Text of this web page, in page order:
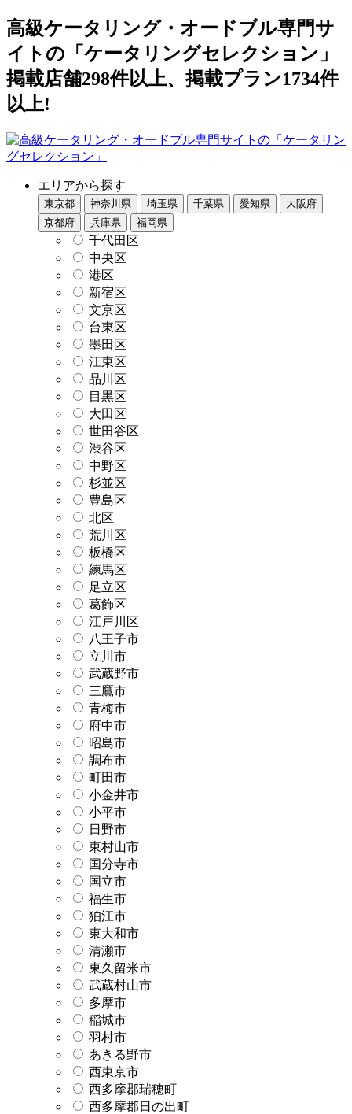
高級ケータリング・オードブル専門サ
イトの「ケータリングセレクション」
掲載店舗298件以上、掲載プラン1734件
以上!
エリアから探す
東京都 神奈川県 埼玉県 千葉県 愛知県
大阪府
京都府
兵庫県 福岡県
千代田区
中央区
港区
新宿区
文京区
台東区
墨田区
江東区
品川区
目黒区
大田区
世田谷区
渋谷区
中野区
杉並区
豊島区
北区
荒川区
板橋区
練馬区
足立区
葛飾区
江戸川区
八王子市
立川市
武蔵野市
三鷹市
青梅市
府中市
昭島市
調布市
町田市
小金井市
小平市
日野市
東村山市
国分寺市
国立市
福生市
狛江市
東大和市
清瀬市
東久留米市
武蔵村山市
多摩市
稲城市
羽村市
あきる野市
西東京市
西多摩郡瑞穂町
西多摩郡日の出町